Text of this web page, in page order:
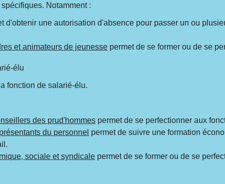
Notamment :
d'obtenir une autorisation d'absence pour passer un ou
et animateurs de jeunesse permet de se former ou de se
élu
fonction de salarié-élu.
des prud'hommes permet de se perfectionner aux
du personnel permet de suivre une formation
sociale et syndicale permet de se former ou de se